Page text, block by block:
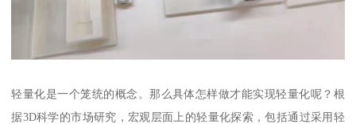
轻量化是一个笼统的概念。那么具体怎样做才能实现轻量化呢？根
据3D科学的市场研究，宏观层面上的轻量化探索，包括通过采用轻